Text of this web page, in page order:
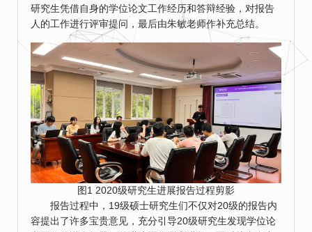
研究生凭借自身的学位论文工作经历和答辩经验，对报告
人的工作进行评审提问，最后由朱敏老师作补充总结。
图1 2020级研究生进展报告过程剪影
报告过程中，19级硕士研究生们不仅对20级的报告内
容提出了许多宝贵意见，充分引导20级研究生发现学位论